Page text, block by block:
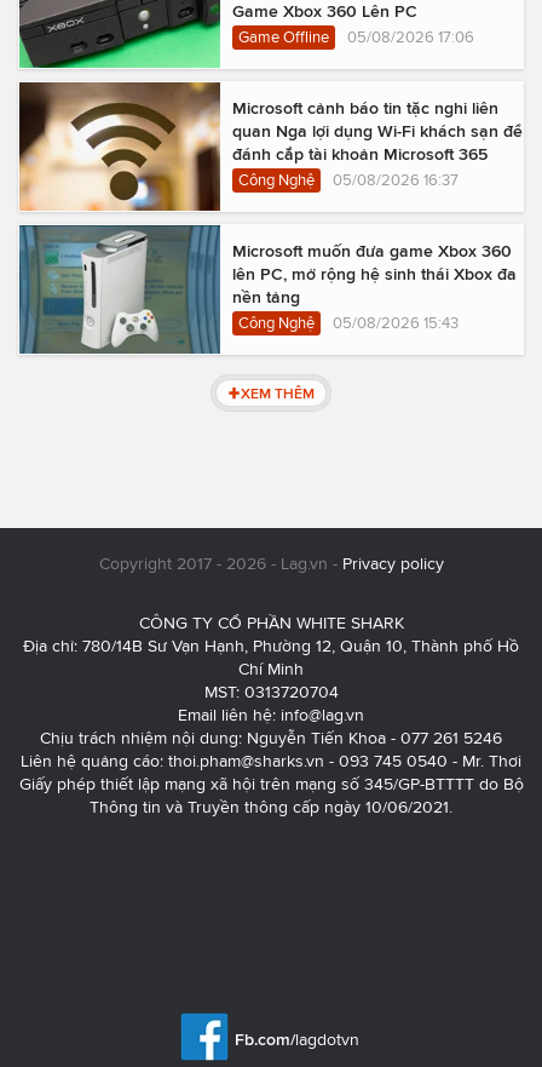
Game Xbox 360 Lên PC
Game Offline 05/08/2026 17:06
Microsoft cảnh báo tin tặc nghi liên
quan Nga lợi dụng Wi-Fi khách sạn để
đánh cắp tài khoản Microsoft 365
Công Nghệ 05/08/2026 16:37
Microsoft muốn đưa game Xbox 360
lên PC, mở rộng hệ sinh thái Xbox đa
nền tảng
Công Nghệ 05/08/2026 15:43
XEM THÊM
Copyright 2017 - 2026 - Lag.vn - Privacy policy
CÔNG TY CỔ PHẦN WHITE SHARK
Địa chỉ: 780/14B Sư Vạn Hạnh, Phường 12, Quận 10, Thành phố Hồ
Chí Minh
MST: 0313720704
Email liên hệ: info@lag.vn
Chịu trách nhiệm nội dung: Nguyễn Tiến Khoa - 077 261 5246
Liên hệ quảng cáo: thoi.pham@sharks.vn - 093 745 0540 - Mr. Thơi
Giấy phép thiết lập mạng xã hội trên mạng số 345/GP-BTTTT do Bộ
Thông tin và Truyền thông cấp ngày 10/06/2021.
Fb.com/lagdotvn